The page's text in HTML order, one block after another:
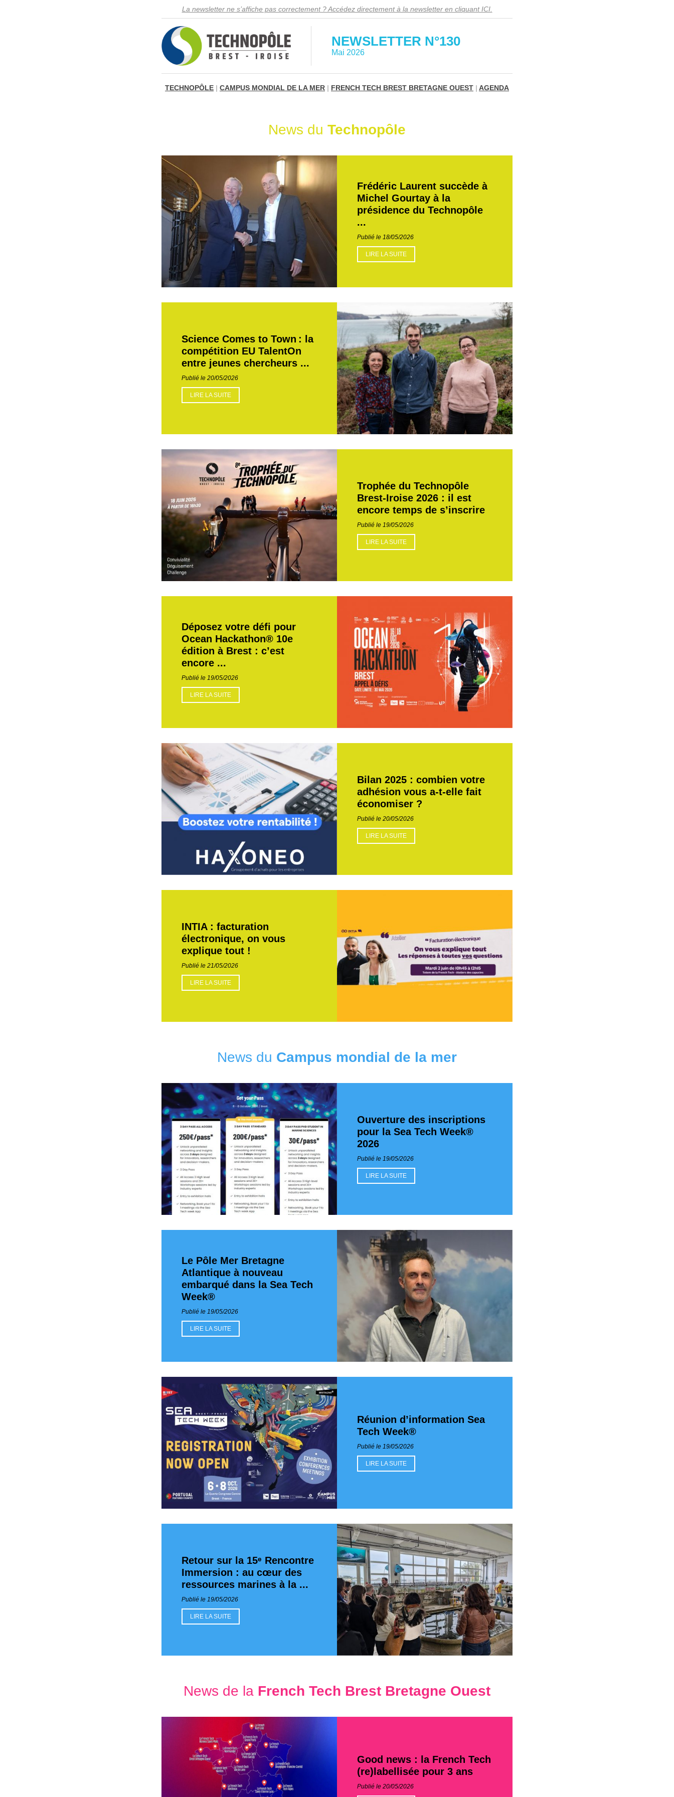
La newsletter ne s’affiche pas correctement ? Accédez directement à la newsletter en cliquant ICI.
NEWSLETTER N°130
Mai 2026
TECHNOPÔLE | CAMPUS MONDIAL DE LA MER | FRENCH TECH BREST BRETAGNE OUEST | AGENDA
News du Technopôle
Frédéric Laurent succède à
Michel Gourtay à la
présidence du Technopôle
...
Publié le 18/05/2026
LIRE LA SUITE
Science Comes to Town : la
compétition EU TalentOn
entre jeunes chercheurs ...
Publié le 20/05/2026
LIRE LA SUITE
Trophée du Technopôle
Brest-Iroise 2026 : il est
encore temps de s’inscrire
Publié le 19/05/2026
LIRE LA SUITE
Déposez votre défi pour
Ocean Hackathon® 10e
édition à Brest : c’est
encore ...
Publié le 19/05/2026
LIRE LA SUITE
Bilan 2025 : combien votre
adhésion vous a-t-elle fait
économiser ?
Publié le 20/05/2026
LIRE LA SUITE
INTIA : facturation
électronique, on vous
explique tout !
Publié le 21/05/2026
LIRE LA SUITE
News du Campus mondial de la mer
Ouverture des inscriptions
pour la Sea Tech Week®
2026
Publié le 19/05/2026
LIRE LA SUITE
Le Pôle Mer Bretagne
Atlantique à nouveau
embarqué dans la Sea Tech
Week®
Publié le 19/05/2026
LIRE LA SUITE
Réunion d’information Sea
Tech Week®
Publié le 19/05/2026
LIRE LA SUITE
Retour sur la 15ᵉ Rencontre
Immersion : au cœur des
ressources marines à la ...
Publié le 19/05/2026
LIRE LA SUITE
News de la French Tech Brest Bretagne Ouest
Good news : la French Tech
(re)labellisée pour 3 ans
Publié le 20/05/2026